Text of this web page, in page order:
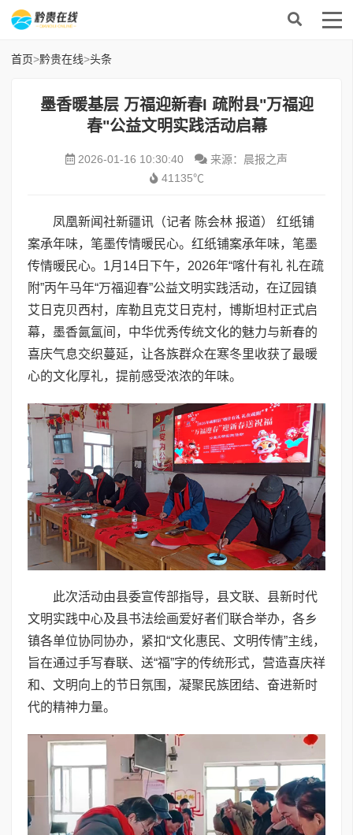
首页>黔贵在线>头条
墨香暖基层 万福迎新春I 疏附县"万福迎
春"公益文明实践活动启幕
2026-01-16 10:30:40
来源：晨报之声
41135℃
凤凰新闻社新疆讯（记者 陈会林 报道） 红纸铺
案承年味，笔墨传情暖民心。红纸铺案承年味，笔墨
传情暖民心。1月14日下午，2026年“喀什有礼 礼在疏
附”丙午马年“万福迎春”公益文明实践活动，在辽园镇
艾日克贝西村，库勒且克艾日克村，博斯坦村正式启
幕，墨香氤氲间，中华优秀传统文化的魅力与新春的
喜庆气息交织蔓延，让各族群众在寒冬里收获了最暖
心的文化厚礼，提前感受浓浓的年味。
此次活动由县委宣传部指导，县文联、县新时代
文明实践中心及县书法绘画爱好者们联合举办，各乡
镇各单位协同协办，紧扣“文化惠民、文明传情”主线，
旨在通过手写春联、送“福”字的传统形式，营造喜庆祥
和、文明向上的节日氛围，凝聚民族团结、奋进新时
代的精神力量。